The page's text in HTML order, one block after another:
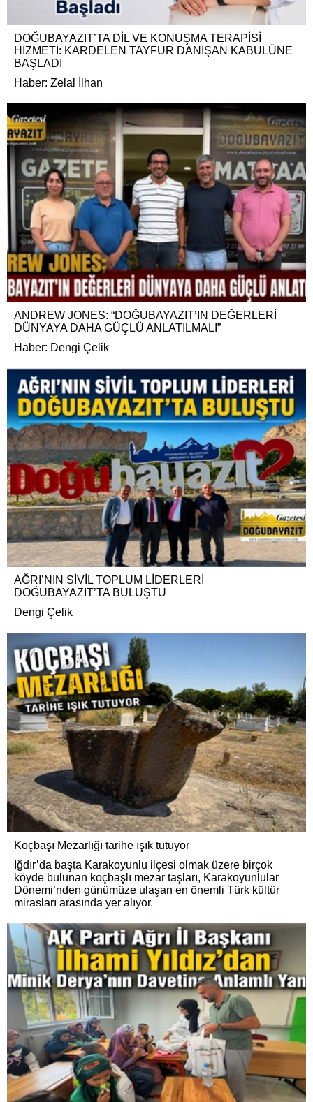
DOĞUBAYAZIT’TA DİL VE KONUŞMA TERAPİSİ
HİZMETİ: KARDELEN TAYFUR DANIŞAN KABULÜNE
BAŞLADI
Haber: Zelal İlhan
ANDREW JONES: “DOĞUBAYAZIT’IN DEĞERLERİ
DÜNYAYA DAHA GÜÇLÜ ANLATILMALI”
Haber: Dengi Çelik
AĞRI’NIN SİVİL TOPLUM LİDERLERİ
DOĞUBAYAZIT’TA BULUŞTU
Dengi Çelik
Koçbaşı Mezarlığı tarihe ışık tutuyor
Iğdır’da başta Karakoyunlu ilçesi olmak üzere birçok
köyde bulunan koçbaşlı mezar taşları, Karakoyunlular
Dönemi’nden günümüze ulaşan en önemli Türk kültür
mirasları arasında yer alıyor.